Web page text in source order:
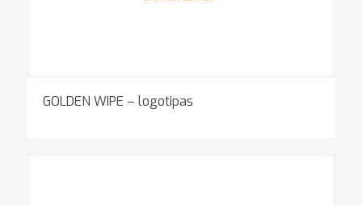
GOLDEN WIPE – logotipas